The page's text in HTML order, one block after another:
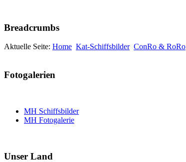
Breadcrumbs
Aktuelle Seite: Home Kat-Schiffsbilder ConRo & RoRo
Fotogalerien
MH Schiffsbilder
MH Fotogalerie
Unser Land